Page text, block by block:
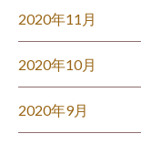
2020年11月
2020年10月
2020年9月